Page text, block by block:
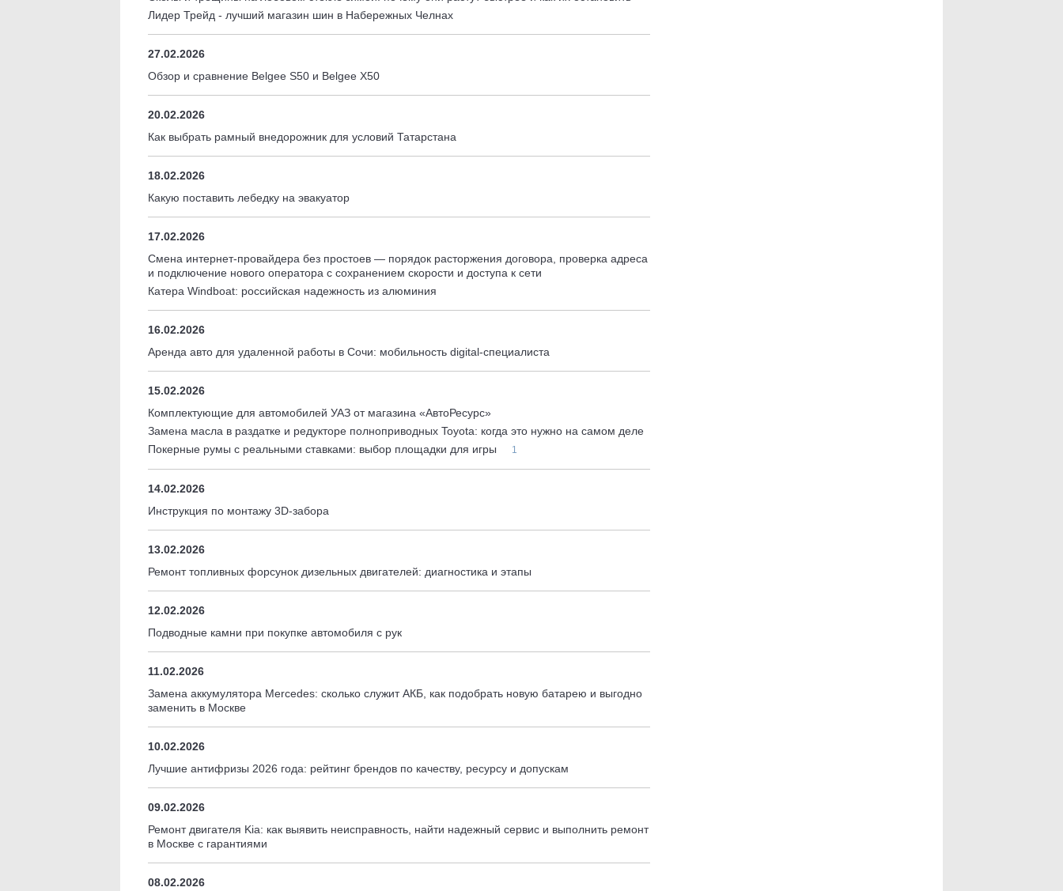
Лидер Трейд - лучший магазин шин в Набережных Челнах
27.02.2026
Обзор и сравнение Belgee S50 и Belgee X50
20.02.2026
Как выбрать рамный внедорожник для условий Татарстана
18.02.2026
Какую поставить лебедку на эвакуатор
17.02.2026
Смена интернет-провайдера без простоев — порядок расторжения договора, проверка адреса
и подключение нового оператора с сохранением скорости и доступа к сети
Катера Windboat: российская надежность из алюминия
16.02.2026
Аренда авто для удаленной работы в Сочи: мобильность digital-специалиста
15.02.2026
Комплектующие для автомобилей УАЗ от магазина «АвтоРесурс»
Замена масла в раздатке и редукторе полноприводных Toyota: когда это нужно на самом деле
Покерные румы с реальными ставками: выбор площадки для игры
1
14.02.2026
Инструкция по монтажу 3D-забора
13.02.2026
Ремонт топливных форсунок дизельных двигателей: диагностика и этапы
12.02.2026
Подводные камни при покупке автомобиля с рук
11.02.2026
Замена аккумулятора Mercedes: сколько служит АКБ, как подобрать новую батарею и выгодно
заменить в Москве
10.02.2026
Лучшие антифризы 2026 года: рейтинг брендов по качеству, ресурсу и допускам
09.02.2026
Ремонт двигателя Kia: как выявить неисправность, найти надежный сервис и выполнить ремонт
в Москве с гарантиями
08.02.2026